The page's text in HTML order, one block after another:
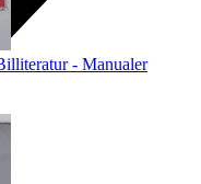
- Manualer